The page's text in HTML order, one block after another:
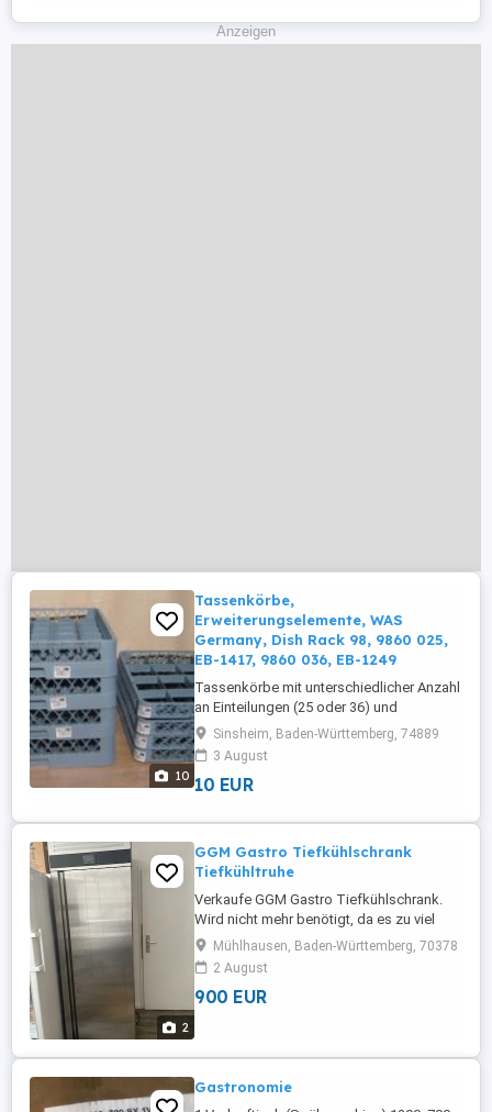
Maße ...
Anzeigen
10
Tassenkörbe,
Erweiterungselemente, WAS
Germany, Dish Rack 98, 9860 025,
EB-1417, 9860 036, EB-1249
Tassenkörbe mit unterschiedlicher Anzahl
an Einteilungen (25 oder 36) und
Erweiterungselemente mit
unerschiedlicher Anzahl an Einteilungen
(20 oder 25). 1 Stück Tassenkorb ist
benutzt und leicht beschädigt. 3 Stück
Erweiterungselemente sind unbenutzt.
Preis je nach Art und Zustand: ...
Sinsheim, Baden-Württemberg, 74889
3 August
10 EUR
2
GGM Gastro Tiefkühlschrank
Tiefkühltruhe
Verkaufe GGM Gastro Tiefkühlschrank.
Wird nicht mehr benötigt, da es zu viel
Platz nimmt. Voll funktionsfähig.
Mühlhausen, Baden-Württemberg, 70378
2 August
900 EUR
Gastronomie